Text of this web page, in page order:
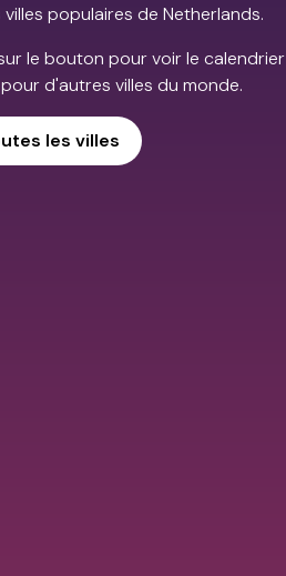
populaires de Netherlands.
le bouton pour voir le calendrier
d'autres villes du monde.
les villes